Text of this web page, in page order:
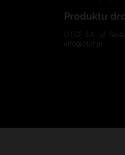
Produktu
OTCF S.A., ul.
info@otcf.pl